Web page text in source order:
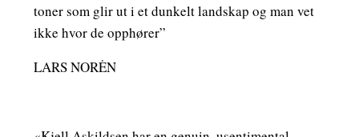
toner som glir ut i et dunkelt landskap og man vet
ikke hvor de opphører”
LARS NORĖN